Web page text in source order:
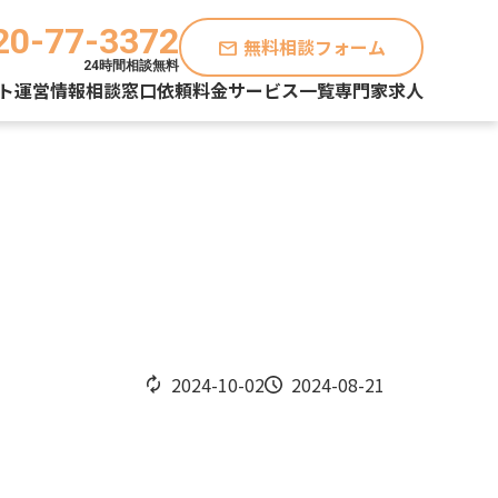
77-3372
24時間相談無料
mail 無料相談フォーム
運営情報相談窓口依頼料金サービス一覧専門家求人
2024-10-02 2024-08-21